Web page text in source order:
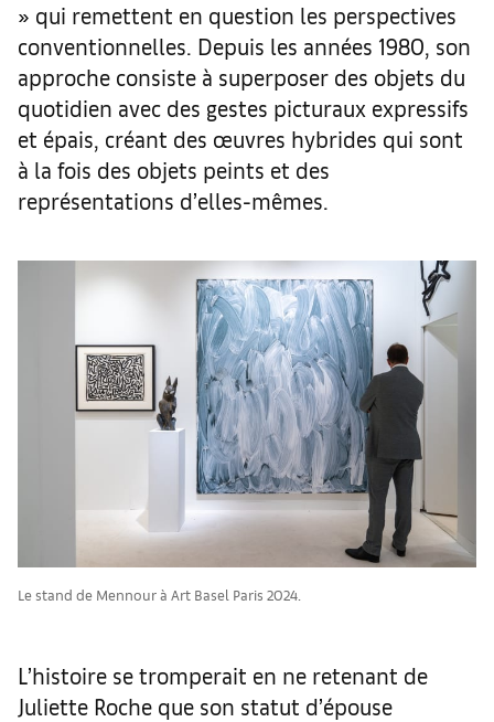
» qui remettent en question les perspectives
conventionnelles. Depuis les années 1980, son
approche consiste à superposer des objets du
quotidien avec des gestes picturaux expressifs
et épais, créant des œuvres hybrides qui sont
à la fois des objets peints et des
représentations d’elles-mêmes.
Le stand de Mennour à Art Basel Paris 2024.
L’histoire se tromperait en ne retenant de
Juliette Roche que son statut d’épouse